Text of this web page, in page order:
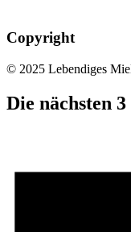
Copyright
© 2025 Lebendiges
Die nächsten